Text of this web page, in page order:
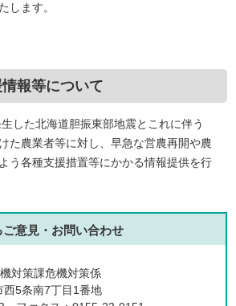
します。
報等について
した北海道胆振東部地震とこれに伴う
た農業者等に対し、早急な営農再開や農
う各種支援措置等にかかる情報提供を行
ご意見・お問い合わせ
対策課危機対策係
5条南7丁目1番地